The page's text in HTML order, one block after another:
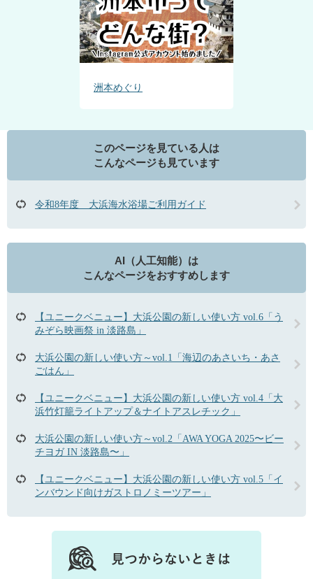
洲本めぐり
このページを見ている人は
こんなページも見ています
令和8年度 大浜海水浴場ご利用ガイド
AI（人工知能）は
こんなページをおすすめします
【ユニークベニュー】大浜公園の新しい使い方 vol.6「う
みぞら映画祭 in 淡路島」
大浜公園の新しい使い方～vol.1「海辺のあさいち・あさ
ごはん」
【ユニークベニュー】大浜公園の新しい使い方 vol.4「大
浜竹灯籠ライトアップ＆ナイトアスレチック」
大浜公園の新しい使い方～vol.2「AWA YOGA 2025〜ビー
チヨガ IN 淡路島〜」
【ユニークベニュー】大浜公園の新しい使い方 vol.5「イ
ンバウンド向けガストロノミーツアー」